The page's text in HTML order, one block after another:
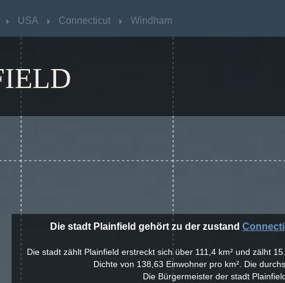
USA Connecticut Windham
Die stadt Plainfield gehört zu der zustand
Die stadt zählt Plainfield erstreckt sich über 111,4 km² und zälht
Dichte von 138,63 Einwohner pro km². Die
Die Bürgermeister der stadt
USA Connecticut Windham